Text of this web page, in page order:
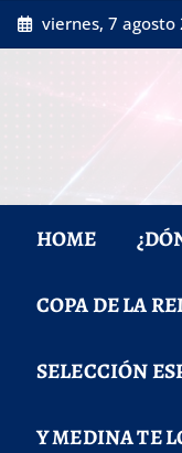
Saltar
al
viernes, 7 agosto
HOME
COPA DE LA
SELECCIÓN
Y MEDINA TE